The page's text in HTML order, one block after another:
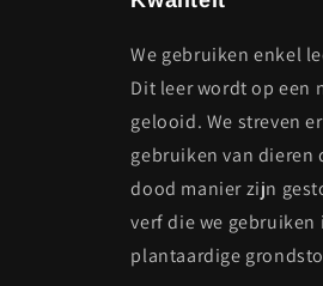
We gebruiken enkel
Dit leer wordt op een
gelooid. We streven
gebruiken van
dood manier zijn
verf die we gebruiken
plantaardige